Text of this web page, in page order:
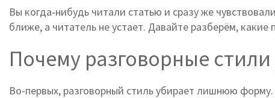
Вы когда‑нибудь читали статью и сразу же
ближе, а читатель не устает. Давайте разберём,
Почему разговорные
Во-первых, разговорный стиль убирает лишнюю